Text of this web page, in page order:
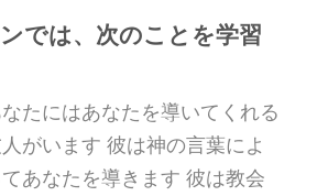
では、次のことを学習
たにはあなたを導いてくれる
がいます 彼は神の言葉によ
あなたを導きます 彼は教会